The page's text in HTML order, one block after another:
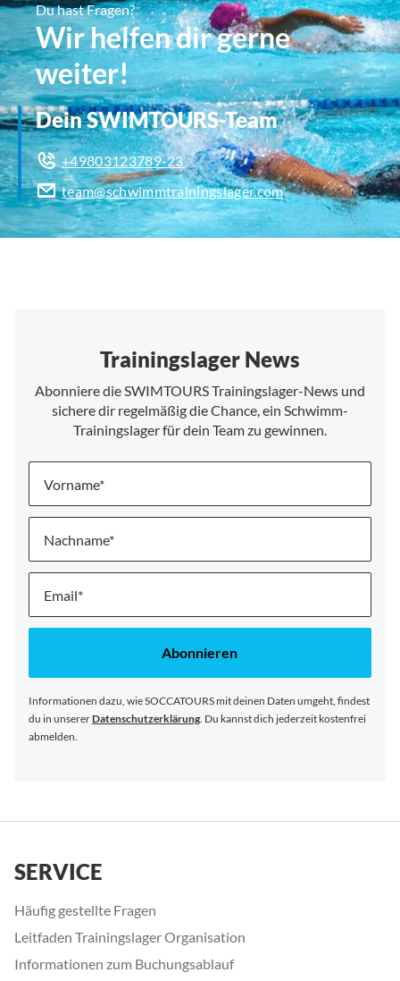
Du hast Fragen?
Wir helfen dir gerne
weiter!
Dein SWIMTOURS-Team
+49803123789-23
team@schwimmtrainingslager.com
Trainingslager News
Abonniere die SWIMTOURS Trainingslager-News und
sichere dir regelmäßig die Chance, ein Schwimm-
Trainingslager für dein Team zu gewinnen.
Vorname
Nachname
Melde
für
Abonnieren
Informationen dazu, wie SOCCATOURS mit deinen Daten umgeht, findest
du in unsererDatenschutzerklärung. Du kannst dich jederzeit kostenfrei
abmelden.
SERVICE
Häufig gestellte Fragen
Leitfaden Trainingslager Organisation
Informationen zum Buchungsablauf